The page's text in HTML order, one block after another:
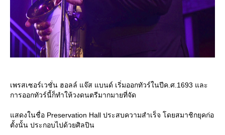
เพรสเซอร์เวชั่น ฮอลล์ แจ๊ส แบนด์ เริ่มออกทัวร์ในปีค.ศ.1693 และ
การออกทัวร์นี้ก็ทำให้วงดนตรีมากมายที่จัด
สดงในชื่อ Preservation Hall ประสบความสำเร็จ โดยสมาชิกยุคก่อ
ตั้งนั้น ประกอบไปด้วยศิลปิน